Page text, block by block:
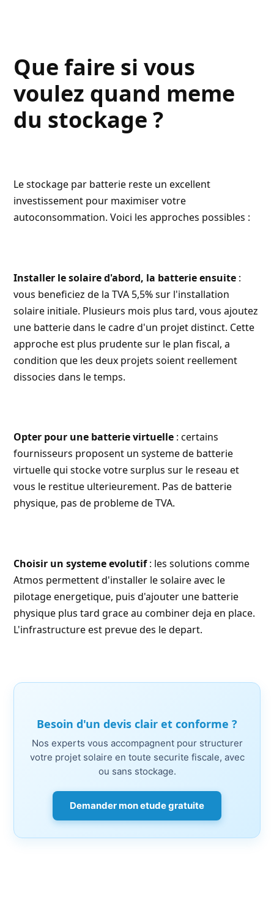
Que faire si vous
voulez quand meme
du stockage ?
Le stockage par batterie reste un excellent
investissement pour maximiser votre
autoconsommation. Voici les approches possibles :
Installer le solaire d'abord, la batterie ensuite :
vous beneficiez de la TVA 5,5% sur l'installation
solaire initiale. Plusieurs mois plus tard, vous ajoutez
une batterie dans le cadre d'un projet distinct. Cette
approche est plus prudente sur le plan fiscal, a
condition que les deux projets soient reellement
dissocies dans le temps.
Opter pour une batterie virtuelle : certains
fournisseurs proposent un systeme de batterie
virtuellequi stocke votre surplus sur le reseau et
vous le restitue ulterieurement. Pas de batterie
physique, pas de probleme de TVA.
Choisir un systeme evolutif: les solutions comme
Atmos permettent d'installer le solaire avec le
pilotage energetique, puis d'ajouter une batterie
physique plus tard grace au combiner deja en place.
L'infrastructure est prevue des le depart.
Besoin d'un devis clair et conforme ?
Nos experts vous accompagnent pour structurer
votre projet solaire en toute securite fiscale, avec
ou sans stockage.
Demander mon etude gratuite